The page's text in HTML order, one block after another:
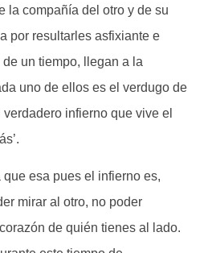
la compañía del otro y de su
por resultarles asfixiante e
un tiempo, llegan a la
uno de ellos es el verdugo de
verdadero infierno que vive el
esa pues el infierno es,
mirar al otro, no poder
de quién tienes al lado.